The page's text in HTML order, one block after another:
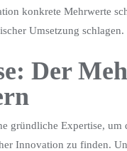
konkrete Mehrwerte
Umsetzung schlagen.
Der
gründliche Expertise, um
Innovation zu finden.